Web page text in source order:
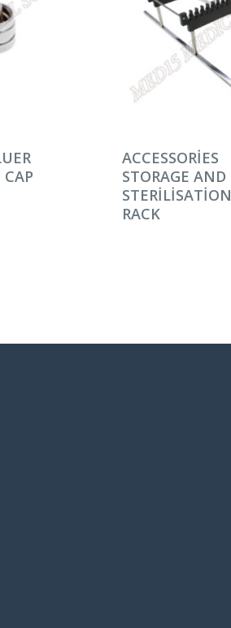
DEVAMINI OKU
ACCESSORIES
STORAGE AND
STERILISATION
RACK